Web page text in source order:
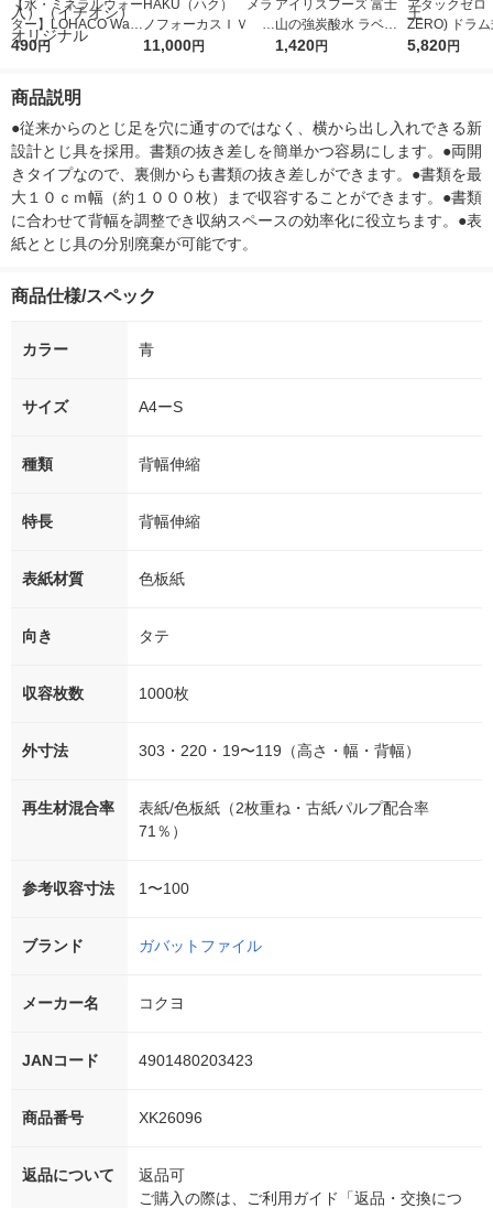
【水・ミネラルウォー
ター】LOHACO Wate
r（ロハコウォータ
シ） オリジナル
490円
HAKU（ハク） メラ
ノフォーカスＩＶ 4
5ｇ 資生堂 おまけ
11,000円
アイリスフーズ 富士
山の強炭酸水 ラベル
レス 500ml 1箱（24
1,420円
アタックゼロ
ZERO) ドラ
詰め替え メガ
5,820円
商品説明
●従来からのとじ足を穴に通すのではなく、横から出し入れできる新
設計とじ具を採用。書類の抜き差しを簡単かつ容易にします。●両開
きタイプなので、裏側からも書類の抜き差しができます。●書類を最
大１０ｃｍ幅（約１０００枚）まで収容することができます。●書類
に合わせて背幅を調整でき収納スペースの効率化に役立ちます。●表
紙ととじ具の分別廃棄が可能です。
商品仕様/スペック
カラー 青
サイズ A4ーS
種類 背幅伸縮
特長 背幅伸縮
表紙材質 色板紙
向き タテ
収容枚数 1000枚
外寸法 303・220・19〜119（高さ・幅・背幅）
再生材混合率
表紙/色板紙（2枚重ね・古紙パルプ配合率
71％）
参考収容寸法 1〜100
ブランド ガバットファイル
メーカー名 コクヨ
JANコード 4901480203423
商品番号 XK26096
返品について
返品可
ご購入の際は、ご利用ガイド「返品・交換につ